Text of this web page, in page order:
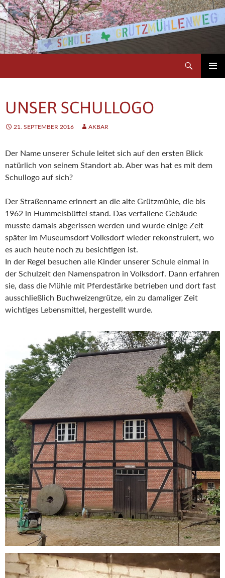
Zum
Inhalt
springen
UNSER SCHULLOGO
21. SEPTEMBER 2016 AKBAR
Der Name unserer Schule leitet sich auf den ersten Blick
natürlich von seinem Standort ab. Aber was hat es mit dem
Schullogo auf sich?
Der Straßenname erinnert an die alte Grützmühle, die bis
1962 in Hummelsbüttel stand. Das verfallene Gebäude
musste damals abgerissen werden und wurde einige Zeit
später im Museumsdorf Volksdorf wieder rekonstruiert, wo
es auch heute noch zu besichtigen ist.
In der Regel besuchen alle Kinder unserer Schule einmal in
der Schulzeit den Namenspatron in Volksdorf. Dann erfahren
sie, dass die Mühle mit Pferdestärke betrieben und dort fast
ausschließlich Buchweizengrütze, ein zu damaliger Zeit
wichtiges Lebensmittel, hergestellt wurde.